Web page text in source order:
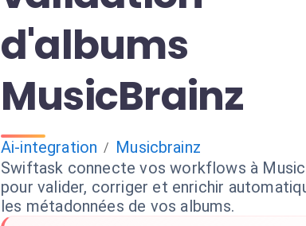
d'albums
MusicBrainz
Ai-integration / Musicbrainz
Swiftask connecte vos workflows à
pour valider, corriger et enrichir
les métadonnées de vos albums.